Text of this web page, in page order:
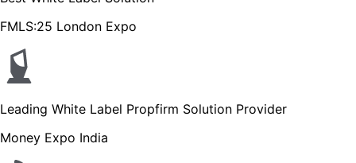
FMLS:25 London Expo
Leading White Label Propfirm Solution Provider
Money Expo India